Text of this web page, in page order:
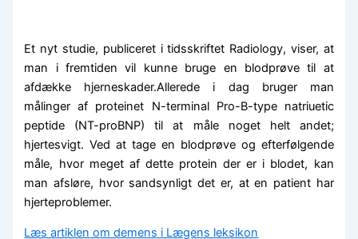
Et nyt studie, publiceret i tidsskriftet Radiology, viser, at
man i fremtiden vil kunne bruge en blodprøve til at
afdække hjerneskader.Allerede i dag bruger man
målinger af proteinet N-terminal Pro-B-type natriuetic
peptide (NT-proBNP) til at måle noget helt andet;
hjertesvigt. Ved at tage en blodprøve og efterfølgende
måle, hvor meget af dette protein der er i blodet, kan
man afsløre, hvor sandsynligt det er, at en patient har
hjerteproblemer.
Læs artiklen om demens i Lægens leksikon